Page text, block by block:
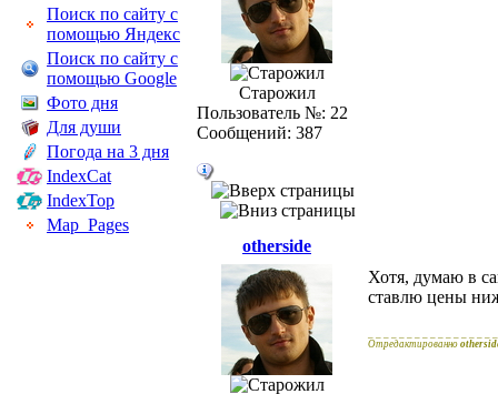
Поиск по сайту с
помощью Яндекс
Поиск по сайту с
помощью Google
Фото дня
Для души
Погода на 3 дня
IndexCat
IndexTop
Map_Pages
Старожил
Пользователь №: 22
Сообщений: 387
otherside
Хотя, думаю в
ставлю цены
Отредактированно